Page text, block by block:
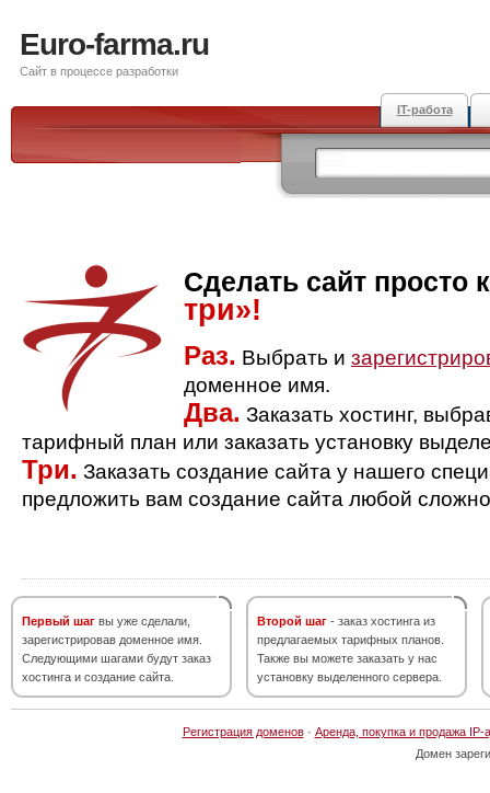
Euro-farma.ru
Сайт в процессе разработки
IT-работа
Сделать сайт просто
три»!
Раз. Выбрать и
доменное имя.
Два. Заказать хостинг,
тарифный план или заказать установку
Три. Заказать создание сайта у нашего
предложить вам создание сайта любой
Первый шаг вы уже сделали,
зарегистрировав доменное имя.
Следующими шагами будут заказ
хостинга и создание сайта.
Второй шаг - заказ хостинга из
предлагаемых тарифных планов.
Также вы можете заказать у нас
установку выделенного сервера.
Регистрация доменов· Аренда, покупка и продажа IP-
Домен